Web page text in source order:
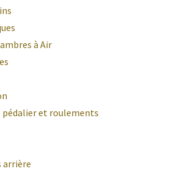
à Air
pédalier et roulements
arrière